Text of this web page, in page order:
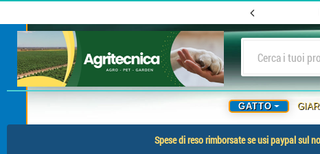
GATTO
Spese di reso rimborsate se usi paypal sul